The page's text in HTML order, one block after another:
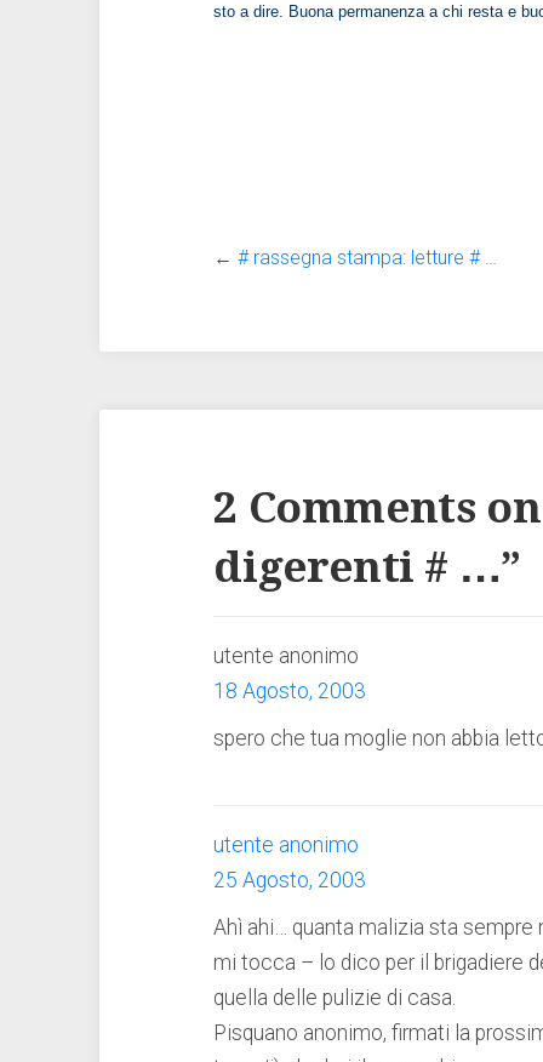
sto a dire. Buona permanenza a chi resta e
←# rassegna stampa: letture # …
2 Comments on
digerenti # …”
utente anonimo
18 Agosto, 2003
spero che tua moglie non abbia
utente anonimo
25 Agosto, 2003
Ahì ahi… quanta malizia sta sempre
mi tocca – lo dico per il brigadiere
quella delle pulizie di casa.
Pisquano anonimo, firmati la